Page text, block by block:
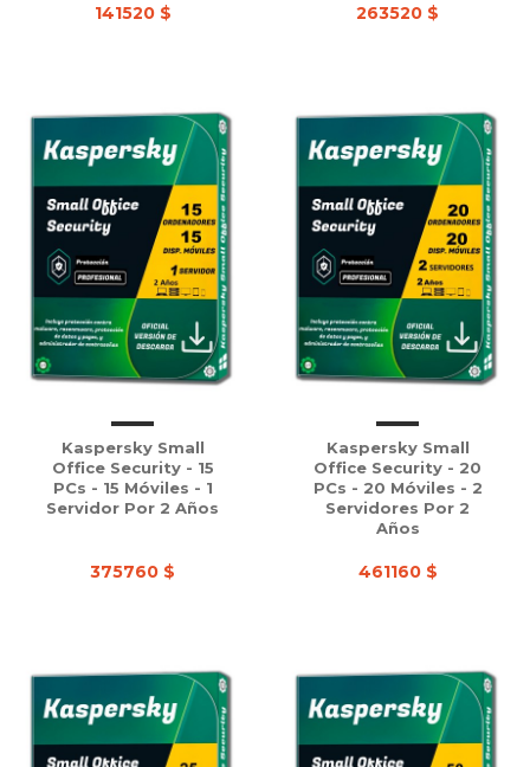
141520 $ 263520 $
Kaspersky Small
Office Security - 15
PCs - 15 Móviles - 1
Servidor Por 2 Años
375760 $
Kaspersky Small
Office Security - 20
PCs - 20 Móviles - 2
Servidores Por 2
Años
461160 $